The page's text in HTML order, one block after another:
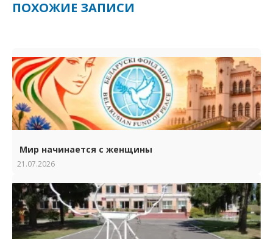
ПОХОЖИЕ ЗАПИСИ
Мир начинается с женщины
21.07.2026